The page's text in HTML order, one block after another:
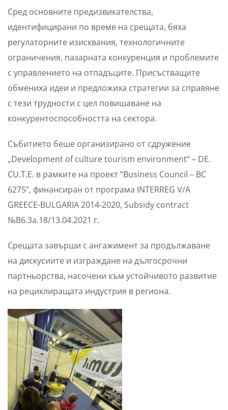
Сред основните предизвикателства,
идентифицирани по време на срещата, бяха
регулаторните изисквания, технологичните
ограничения, пазарната конкуренция и проблемите
с управлението на отпадъците. Присъстващите
обмениха идеи и предложиха стратегии за справяне
с тези трудности с цел повишаване на
конкурентоспособността на сектора.
Събитието беше организирано от сдружение
„Development of culture tourism environment“ – DE.
CU.T.E. в рамките на проект “Business Council – BC
6275”, финансиран от програма INTERREG V/A
GREECE-BULGARIA 2014-2020, Subsidy contract
№B6.3a.18/13.04.2021 г.
Срещата завърши с ангажимент за продължаване
на дискусиите и изграждане на дългосрочни
партньорства, насочени към устойчивото развитие
на рециклиращата индустрия в региона.